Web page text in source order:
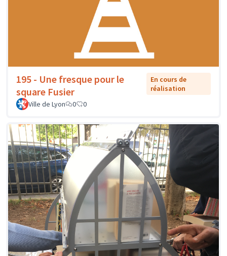
195 - Une fresque pour le
square Fusier
En cours de
réalisation
Ville de Lyon
0 0